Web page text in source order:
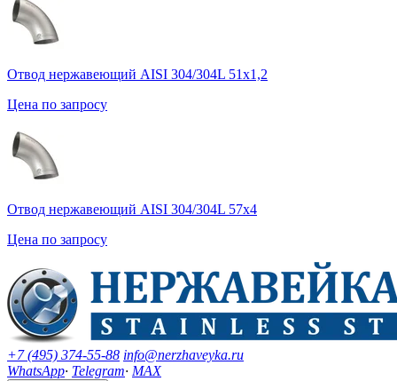
Отвод нержавеющий AISI 304/304L 51х1,2
Цена по запросу
Отвод нержавеющий AISI 304/304L 57х4
Цена по запросу
+7 (495) 374-55-88 info@nerzhaveyka.ru
WhatsApp· Telegram· MAX